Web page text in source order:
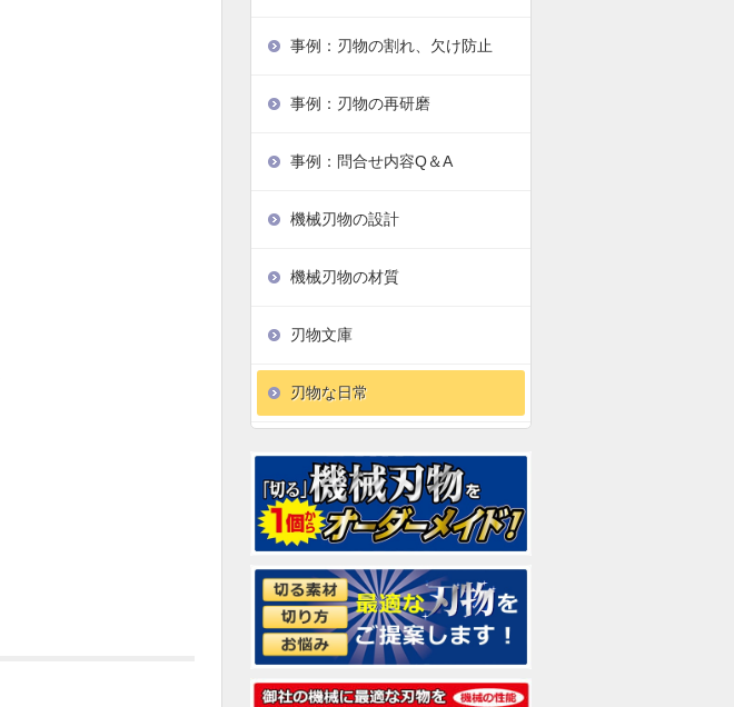
事例：刃物の割れ、欠け防止
事例：刃物の再研磨
事例：問合せ内容Q＆A
機械刃物の設計
機械刃物の材質
刃物文庫
刃物な日常